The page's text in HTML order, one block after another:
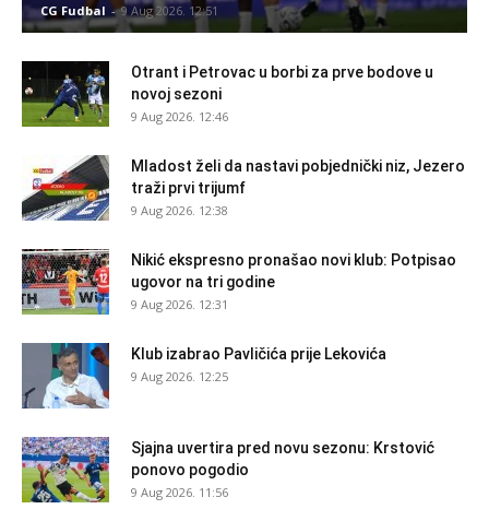
CG Fudbal - 9 Aug 2026. 12:51
Otrant i Petrovac u borbi za prve bodove u
novoj sezoni
9 Aug 2026. 12:46
Mladost želi da nastavi pobjednički niz, Jezero
traži prvi trijumf
9 Aug 2026. 12:38
Nikić ekspresno pronašao novi klub: Potpisao
ugovor na tri godine
9 Aug 2026. 12:31
Klub izabrao Pavličića prije Lekovića
9 Aug 2026. 12:25
Sjajna uvertira pred novu sezonu: Krstović
ponovo pogodio
9 Aug 2026. 11:56